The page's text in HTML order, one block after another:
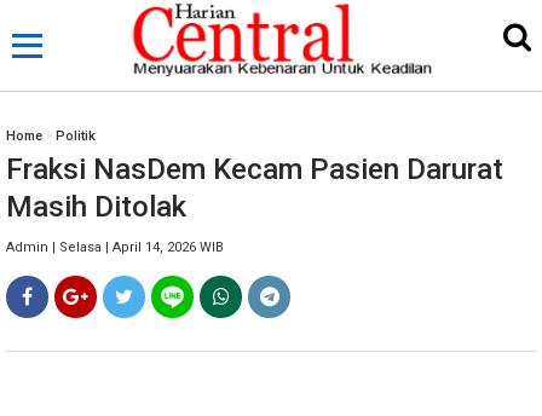
Home » Politik
Fraksi NasDem Kecam Pasien Darurat
Masih Ditolak
Admin | Selasa | April 14, 2026 WIB